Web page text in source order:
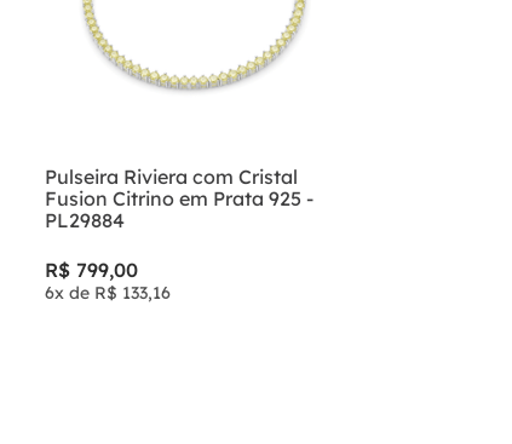
Pulseira Riviera com Cristal
Fusion Citrino em Prata 925 -
PL29884
R$ 799,00
6x de R$ 133,16